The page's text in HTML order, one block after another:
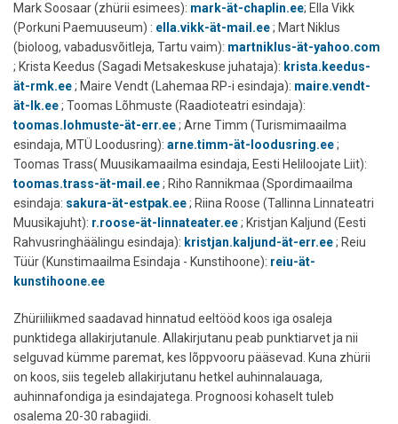
Mark Soosaar (zhürii esimees): mark-ät-chaplin.ee; Ella Vikk
(Porkuni Paemuuseum) : ella.vikk-ät-mail.ee; Mart Niklus
(bioloog, vabadusvõitleja, Tartu vaim): martniklus-ät-yahoo.com
; Krista Keedus (Sagadi Metsakeskuse juhataja): krista.keedus-
ät-rmk.ee; Maire Vendt (Lahemaa RP-i esindaja): maire.vendt-
ät-lk.ee; Toomas Lõhmuste (Raadioteatri esindaja):
toomas.lohmuste-ät-err.ee; Arne Timm (Turismimaailma
esindaja, MTÜ Loodusring): arne.timm-ät-loodusring.ee;
Toomas Trass( Muusikamaailma esindaja, Eesti Heliloojate Liit):
toomas.trass-ät-mail.ee; Riho Rannikmaa (Spordimaailma
esindaja: sakura-ät-estpak.ee; Riina Roose (Tallinna Linnateatri
Muusikajuht): r.roose-ät-linnateater.ee; Kristjan Kaljund (Eesti
Rahvusringhäälingu esindaja): kristjan.kaljund-ät-err.ee; Reiu
Tüür (Kunstimaailma Esindaja - Kunstihoone): reiu-ät-
kunstihoone.ee
Zhüriiliikmed saadavad hinnatud eeltööd koos iga osaleja
punktidega allakirjutanule. Allakirjutanu peab punktiarvet ja nii
selguvad kümme paremat, kes lõppvooru pääsevad. Kuna zhürii
on koos, siis tegeleb allakirjutanu hetkel auhinnalauaga,
auhinnafondiga ja esindajatega. Prognoosi kohaselt tuleb
osalema 20-30 rabagiidi.